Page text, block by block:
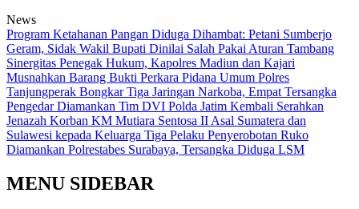
News
Program Ketahanan Pangan Diduga Dihambat: Petani Sumberjo
Geram, Sidak Wakil Bupati Dinilai Salah Pakai Aturan Tambang
Sinergitas Penegak Hukum, Kapolres Madiun dan Kajari
Musnahkan Barang Bukti Perkara Pidana Umum Polres
Tanjungperak Bongkar Tiga Jaringan Narkoba, Empat Tersangka
Pengedar Diamankan Tim DVI Polda Jatim Kembali Serahkan
Jenazah Korban KM Mutiara Sentosa II Asal Sumatera dan
Sulawesi kepada Keluarga Tiga Pelaku Penyerobotan Ruko
Diamankan Polrestabes Surabaya, Tersangka Diduga LSM
MENU SIDEBAR